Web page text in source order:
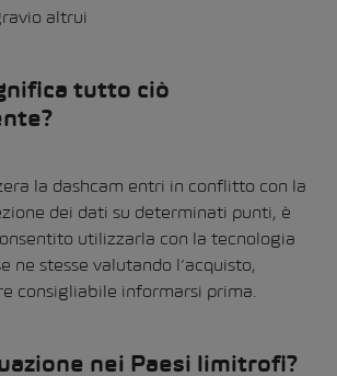
altrui
tutto ciò
la dashcam entri in conflitto con la
dei dati su determinati punti, è
utilizzarla con la tecnologia
ne stesse valutando l’acquisto,
consigliabile informarsi prima.
nei Paesi limitrofi?